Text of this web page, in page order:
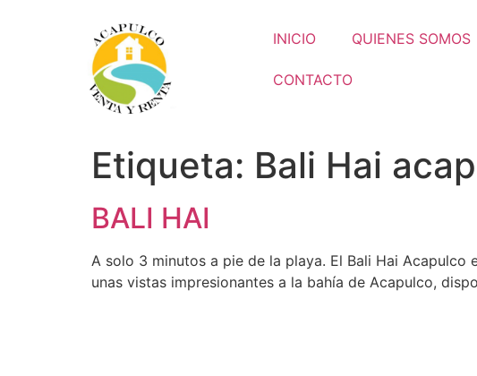
INICIO QUIENES SOMOS
CONTACTO
Etiqueta: Bali Hai
BALI HAI
A solo 3 minutos a pie de la playa. El Bali Hai
unas vistas impresionantes a la bahía de Acapulco,